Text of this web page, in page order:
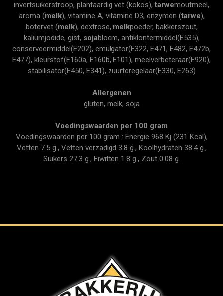
invertsuikerstroop, plantaardig vet (kokos), tarwemoutmeel,
aroma (melk), vitamine A, vitamine D3, enzymen (tarwe),
botervet (melk), dextrose, melkpoeder, bakkerszout,
kaliumjodide, gist, sojabloem, antiklontermiddel(E535),
conserveermiddel(E202), emulgator(E322, E471, E482, E472b,
E477), kleurstof(E160a, E160b, E101), meelverbeteraar(E920),
stabilisator(E450, E341), zuurteregelaar(E330, E263)
Allergenen
gluten, melk, soja
Voedingswaarden per 100 gram
Voedingswaarden per 100 gram : Energie 968 Kj (231 Kcal),
Vetten 7.5 g., Vetten verzadigd 3.8 g., Koolhydraten 38.4 g.,
Suikers 27.3 g., Eiwitten 1.8 g., Zout 0.08 g.